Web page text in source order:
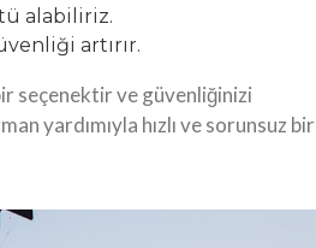
alabiliriz.
artırır.
seçenektir ve güvenliğinizi
yardımıyla hızlı ve sorunsuz bir